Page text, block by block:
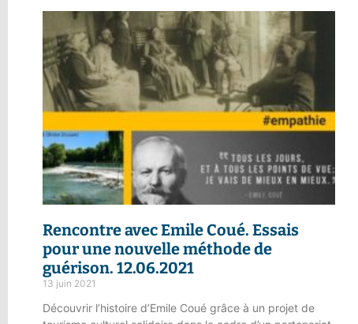
Rencontre avec Emile Coué. Essais
pour une nouvelle méthode de
guérison. 12.06.2021
13 juin 2021
Découvrir l’histoire d’Emile Coué grâce à un projet de